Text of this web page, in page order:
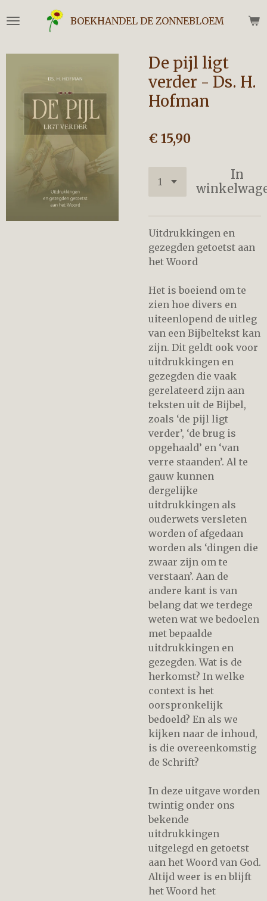
direct
de
BOEKHANDEL DE ZONNEBLOEM
De pijl ligt
verder - Ds. H.
Hofman
€ 15,90
In
Uitdrukkingen en
gezegden getoetst aan
het Woord
Het is boeiend om te
zien hoe divers en
uiteenlopend de uitleg
van een Bijbeltekst kan
zijn. Dit geldt ook voor
uitdrukkingen en
gezegden die vaak
gerelateerd zijn aan
teksten uit de Bijbel,
zoals ‘de pijl ligt
verder’, ‘de brug is
opgehaald’ en ‘van
verre staanden’. Al te
gauw kunnen
dergelijke
uitdrukkingen als
ouderwets versleten
worden of afgedaan
worden als ‘dingen die
zwaar zijn om te
verstaan’. Aan de
andere kant is van
belang dat we terdege
weten wat we bedoelen
met bepaalde
uitdrukkingen en
gezegden. Wat is de
herkomst? In welke
context is het
oorspronkelijk
bedoeld? En als we
kijken naar de inhoud,
is die overeenkomstig
de Schrift?
In deze uitgave worden
twintig onder ons
bekende
uitdrukkingen
uitgelegd en getoetst
aan het Woord van God.
Altijd weer is en blijft
het Woord het